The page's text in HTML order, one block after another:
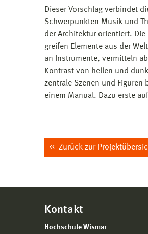
Dieser Vorschlag verbindet
Schwerpunkten Musik und
der Architektur orientiert. Die
greifen Elemente aus der
an Instrumente, vermitteln
Kontrast von hellen und
zentrale Szenen und
einem Manual. Dazu erste
Zurück zur
Kontakt
Hochschule Wismar